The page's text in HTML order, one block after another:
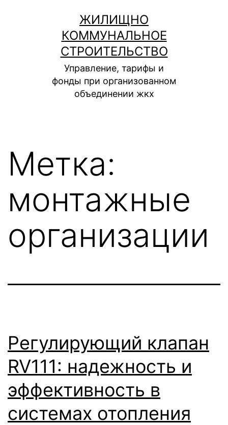
содержимому
ЖИЛИЩНО
КОММУНАЛЬНОЕ
СТРОИТЕЛЬСТВО
Управление, тарифы и
фонды при организованном
объединении жкх
Метка:
монтажные
организации
Регулирующий клапан
RV111: надежность и
эффективность в
системах отопления